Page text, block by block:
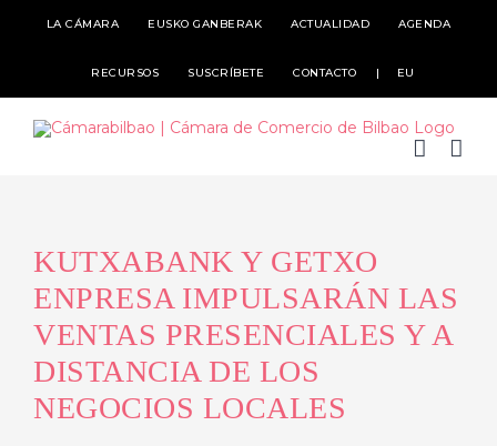
LA CÁMARA EUSKO GANBERAK ACTUALIDAD AGENDA
RECURSOS SUSCRÍBETE CONTACTO EU
KUTXABANK Y GETXO
ENPRESA IMPULSARÁN LAS
VENTAS PRESENCIALES Y A
DISTANCIA DE LOS
NEGOCIOS LOCALES